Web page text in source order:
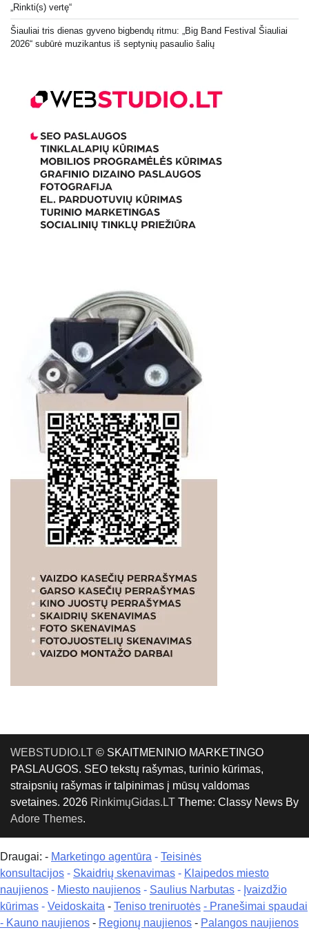
„Rinkti(s) vertę“
Šiauliai tris dienas gyveno bigbendų ritmu: „Big Band Festival Šiauliai
2026“ subūrė muzikantus iš septynių pasaulio šalių
WEBSTUDIO.LT © SKAITMENINIO MARKETINGO
PASLAUGOS. SEO tekstų rašymas, turinio kūrimas,
straipsnių rašymas ir talpinimas į mūsų valdomas
svetaines. 2026 RinkimųGidas.LT Theme: Classy News By
Adore Themes.
Draugai: - Marketingo agentūra - Teisinės
konsultacijos - Skaidrių skenavimas - Klaipedos miesto
naujienos - Miesto naujienos - Saulius Narbutas - Įvaizdžio
kūrimas - Veidoskaita - Teniso treniruotės - Pranešimai spaudai
- Kauno naujienos - Regionų naujienos - Palangos naujienos